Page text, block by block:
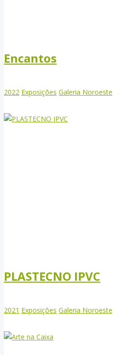
Encantos
2022 Exposições Galeria Noroeste
PLASTECNO IPVC
2021 Exposições Galeria Noroeste